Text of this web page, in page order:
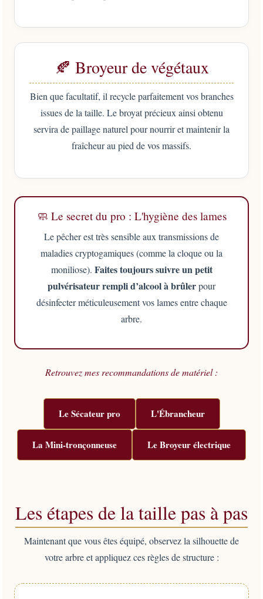
🍂 Broyeur de végétaux
Bien que facultatif, il recycle parfaitement vos branches
issues de la taille. Le broyat précieux ainsi obtenu
servira de paillage naturel pour nourrir et maintenir la
fraîcheur au pied de vos massifs.
🧼 Le secret du pro : L'hygiène des lames
Le pêcher est très sensible aux transmissions de
maladies cryptogamiques (comme la cloque ou la
moniliose). Faites toujours suivre un petit
pulvérisateur rempli d’alcool à brûlerpour
désinfecter méticuleusement vos lames entre chaque
arbre.
Retrouvez mes recommandations de matériel :
Le Sécateur pro L'Ébrancheur
La Mini-tronçonneuse Le Broyeur électrique
Les étapes de la taille pas à pas
Maintenant que vous êtes équipé, observez la silhouette de
votre arbre et appliquez ces règles de structure :